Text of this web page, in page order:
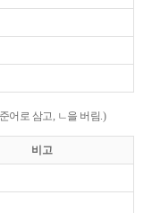
어로 삼고, ㄴ을 버림.)
비고